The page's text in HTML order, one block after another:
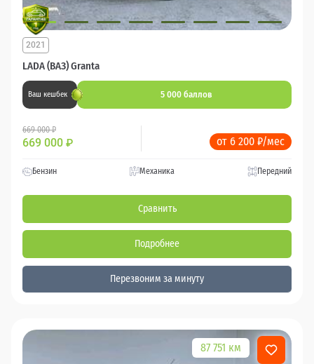
LADA (ВАЗ) Granta
2021
Ваш кешбек 5 000 баллов
669 000 ₽
669 000 ₽ от 6 200 ₽/мес
Бензин Механика Передний
Сравнить
Подробнее
Перезвоним за минуту
87 751 км